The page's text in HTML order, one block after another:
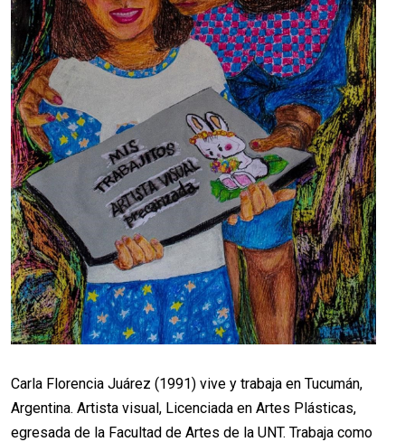
Carla Florencia Juárez (1991) vive y trabaja en Tucumán,
Argentina. Artista visual, Licenciada en Artes Plásticas,
egresada de la Facultad de Artes de la UNT. Trabaja como